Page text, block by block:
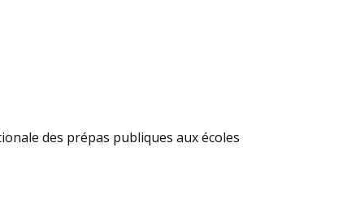
des prépas publiques aux écoles